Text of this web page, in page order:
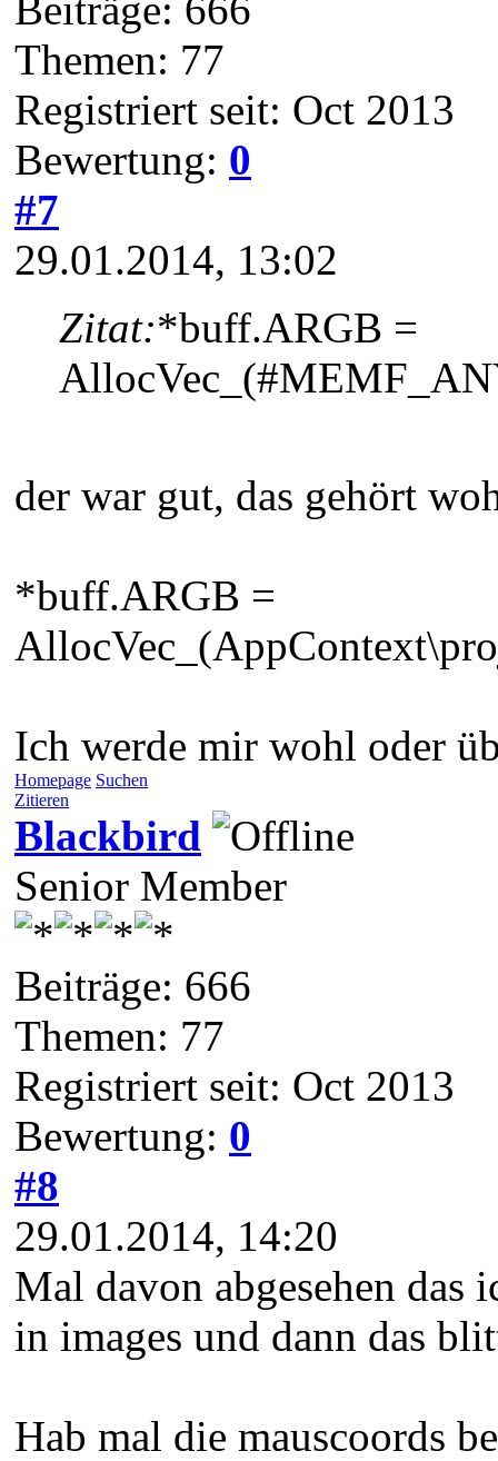
Themen: 77
Registriert seit: Oct 2013
Bewertung: 0
#7
29.01.2014, 13:02
Zitat:*buff.ARGB =
der war gut, das gehört
*buff.ARGB =
Ich werde mir wohl oder
Homepage Suchen
Zitieren
Blackbird
Senior Member
Beiträge: 666
Themen: 77
Registriert seit: Oct 2013
Bewertung: 0
#8
29.01.2014, 14:20
Mal davon abgesehen
in images und dann das
Hab mal die mauscoords